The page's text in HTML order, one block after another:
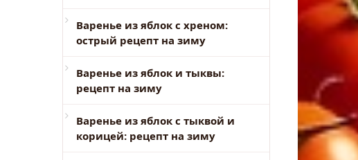
Варенье из яблок с хреном:
острый рецепт на зиму
Варенье из яблок и тыквы:
рецепт на зиму
Варенье из яблок с тыквой и
корицей: рецепт на зиму